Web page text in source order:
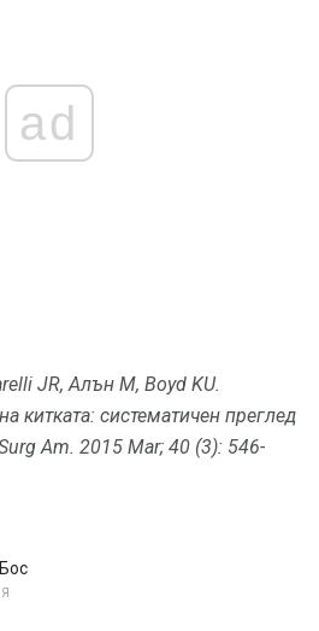
ad
JR, Алън М, Boyd KU.
китката: систематичен преглед
Am. 2015 Mar; 40 (3): 546-